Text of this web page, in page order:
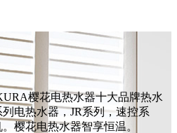
樱花电热水器十大品牌热水
电热水器，JR系列，速控系
樱花电热水器智享恒温。